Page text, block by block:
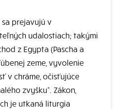
prejavujú v
udalostiach; takými
z Egypta (Pascha a
zeme, vyvolenie
v chráme, očisťujúce
zvyšku“. Zákon,
je utkaná liturgia